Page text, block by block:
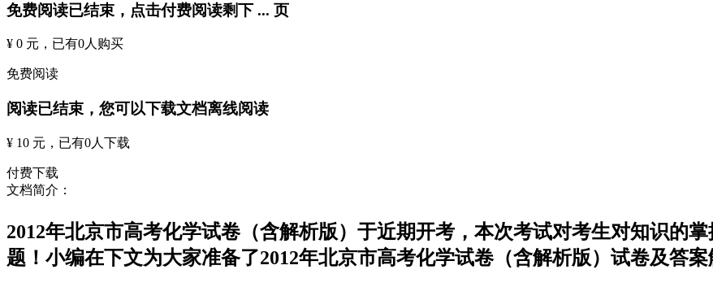
免费阅读已结束，点击付费阅读剩下 ... 页
¥ 0 元 ，已有0人购买
免费阅读
阅读已结束，您可以下载文档离线阅读
¥ 10 元 ，已有0人下载
付费下载
文档简介：
2012年北京市高考化学试卷（含解析版）于近期开考，本次考试对考生对知识的
题！小编在下文为大家准备了2012年北京市高考化学试卷（含解析版）试卷及答案